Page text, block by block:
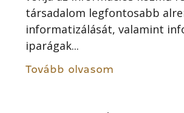
társadalom legfontosabb
informatizálását, valamint
iparágak...
Tovább olvasom